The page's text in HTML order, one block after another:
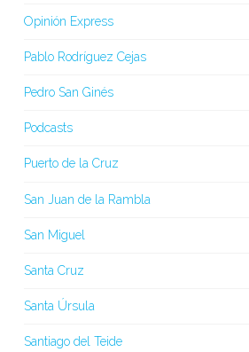
Opinión Express
Pablo Rodríguez Cejas
Pedro San Ginés
Podcasts
Puerto de la Cruz
San Juan de la Rambla
San Miguel
Santa Cruz
Santa Úrsula
Santiago del Teide